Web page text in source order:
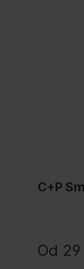
C+P
Od 29